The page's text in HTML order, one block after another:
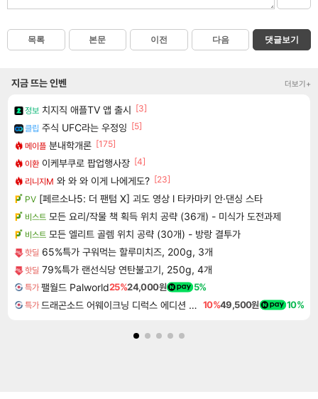
목록 본문 이전 다음 댓글보기
지금 뜨는 인벤 더보기+
정보 치지직 애플TV 앱 출시 [3]
클립 주식 UFC라는 우정잉 [5]
메이플 분내학개론 [175]
이환 이케부쿠로 팝업행사장 [4]
리니지M 와 와 와 이게 나에게도? [23]
PV [페르소나5: 더 팬텀 X] 괴도 영상 l 타카마키 안·댄싱 스타
비스트 모든 요리/작물 책 획득 위치 공략 (36개) - 미식가 도전과제
비스트 모든 엘리트 골렘 위치 공략 (30개) - 방랑 결투가
핫딜 65%특가 구워먹는 할루미치즈, 200g, 3개
핫딜 79%특가 랜선식당 연탄불고기, 250g, 4개
특가 팰월드 Palworld25%24,000원 5%
특가 드래곤소드 어웨이크닝 디럭스 에디션 DragonSword Awakening Deluxe Edition 10%49,500원 10%